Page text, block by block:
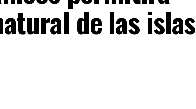
de las islas